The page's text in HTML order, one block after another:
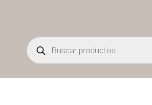
Búsqueda
de
productos